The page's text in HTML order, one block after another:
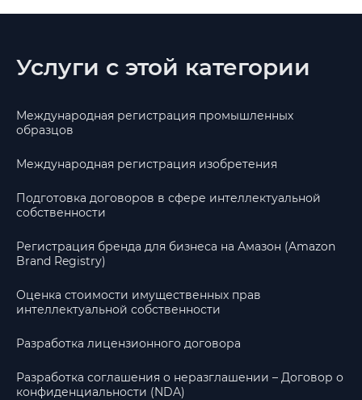
Услуги с этой категории
Международная регистрация промышленных
образцов
Международная регистрация изобретения
Подготовка договоров в сфере интеллектуальной
собственности
Регистрация бренда для бизнеса на Амазон (Amazon
Brand Registry)
Оценка стоимости имущественных прав
интеллектуальной собственности
Разработка лицензионного договора
Разработка соглашения о неразглашении – Договор о
конфиденциальности (NDA)